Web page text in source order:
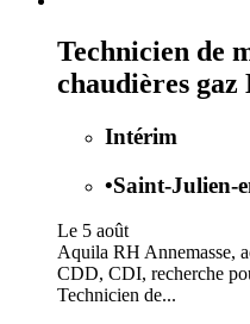
Technicien de
chaudières gaz
Intérim
•Saint-Julien-
Le 5 août
Aquila RH Annemasse,
CDD, CDI, recherche
Technicien de...